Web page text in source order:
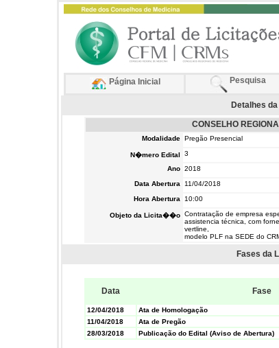
Página Inicial Pesquisa
Detalhes
CONSELHO
Modalidade Pregão Presencial
N�mero Edital
3
Ano 2018
Data Abertura
11/04/2018
Hora Abertura
10:00
Objeto da Licita��o Contratação de empresa
assistencia técnica, com
vertline,
modelo PLF na SEDE do
Fases da
Data Fase
12/04/2018 Ata de Homologação
11/04/2018
Ata de Pregão
28/03/2018
Publicação do Edital (Aviso de Abertura)